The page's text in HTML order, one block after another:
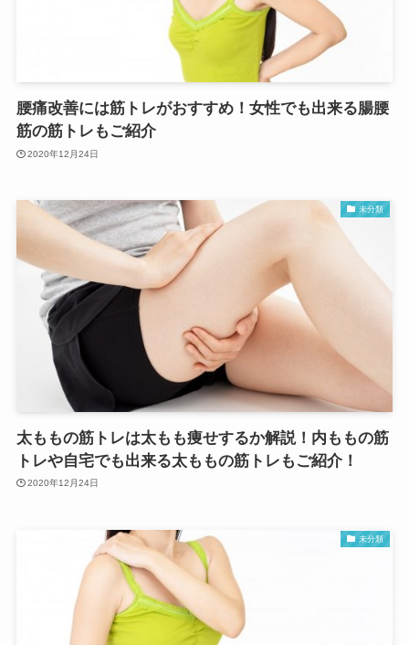
腰痛改善には筋トレがおすすめ！女性でも出来る腸腰
筋の筋トレもご紹介
2020年12月24日
未分類
太ももの筋トレは太もも痩せするか解説！内ももの筋
トレや自宅でも出来る太ももの筋トレもご紹介！
2020年12月24日
未分類